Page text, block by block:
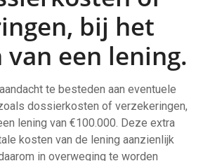
bij het
een lening.
te besteden aan eventuele
dossierkosten of verzekeringen,
lening van €100.000. Deze extra
kosten van de lening aanzienlijk
in overweging te worden